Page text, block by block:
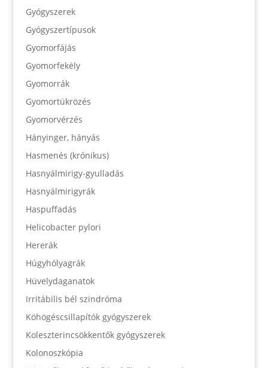
Gyógyszerek
Gyógyszertípusok
Gyomorfájás
Gyomorfekély
Gyomorrák
Gyomortükrözés
Gyomorvérzés
Hányinger, hányás
Hasmenés (krónikus)
Hasnyálmirigy-gyulladás
Hasnyálmirigyrák
Haspuffadás
Helicobacter pylori
Hererák
Húgyhólyagrák
Hüvelydaganatok
Irritábilis bél szindróma
Köhögéscsillapítók gyógyszerek
Koleszterincsökkentők gyógyszerek
Kolonoszkópia